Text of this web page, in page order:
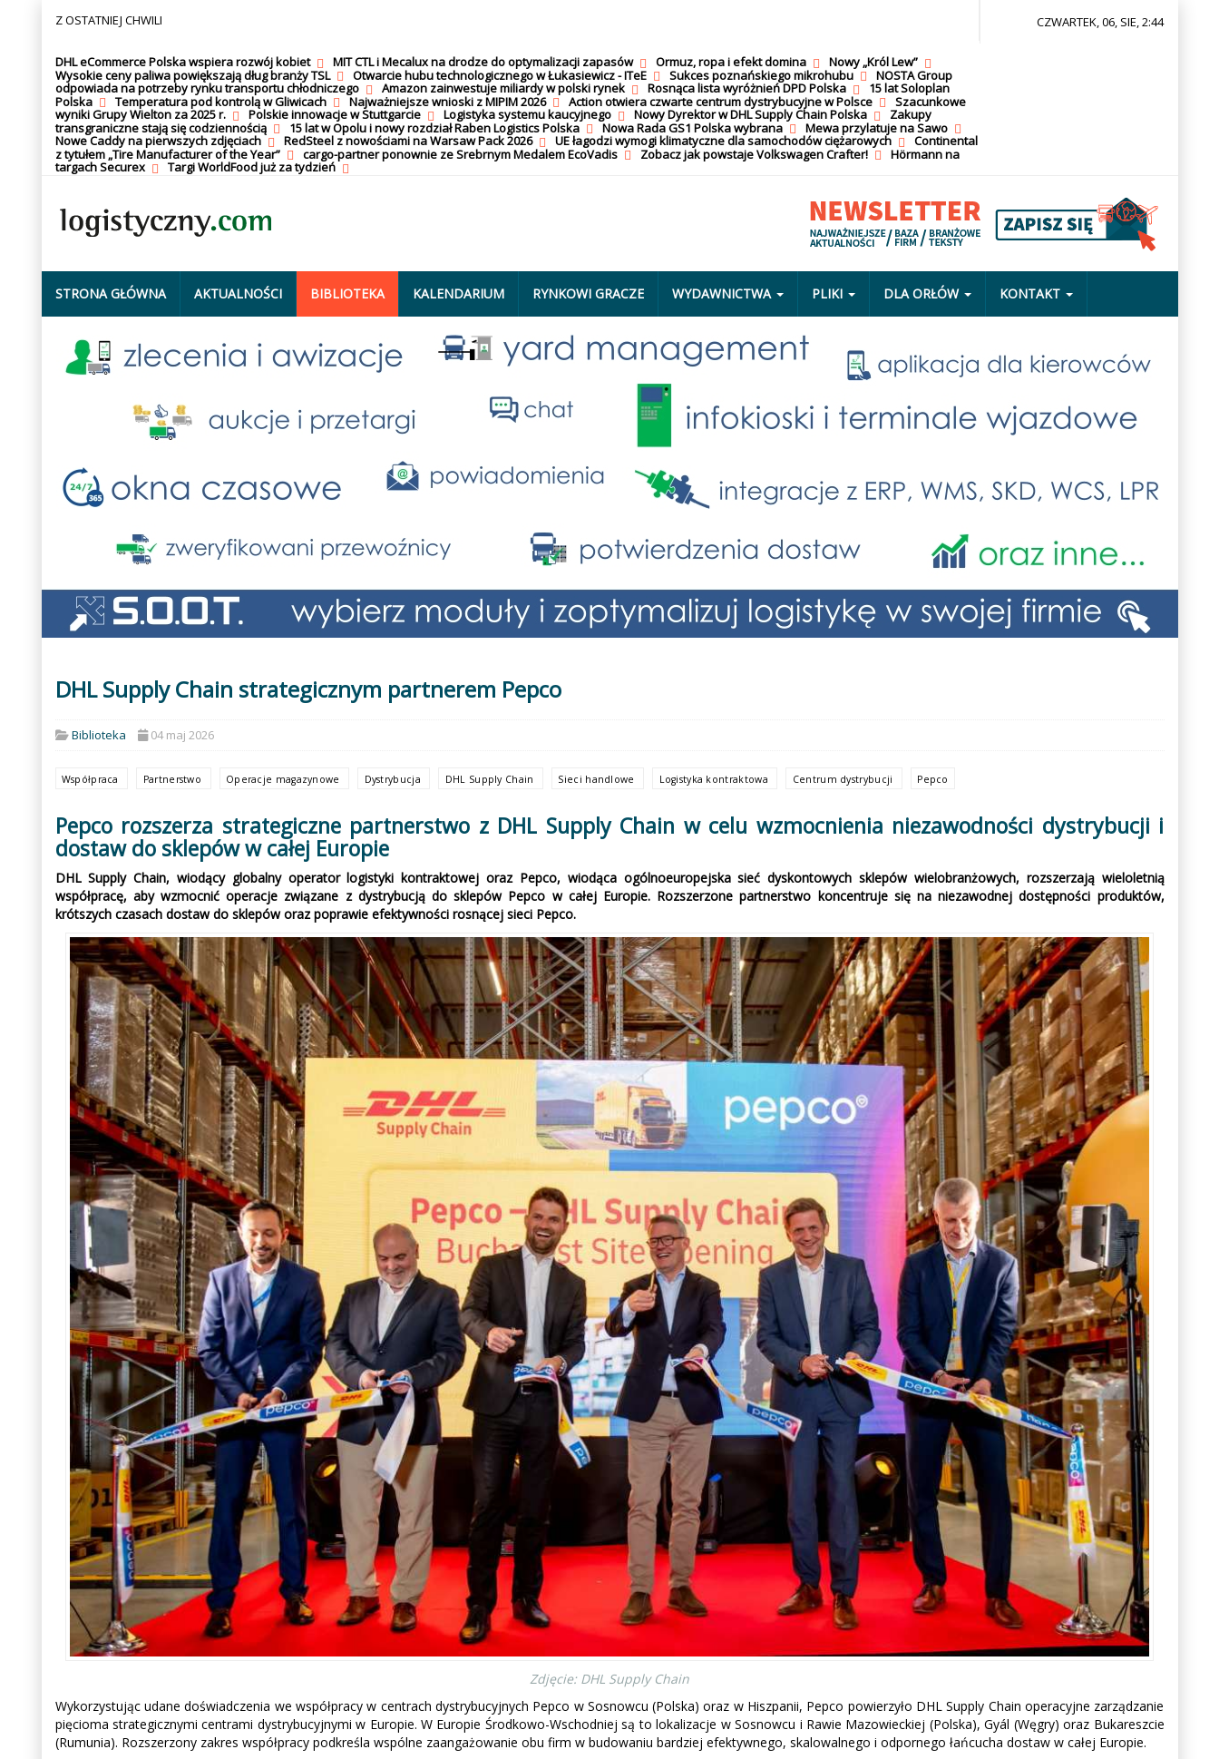
Z OSTATNIEJ CHWILI
DHL eCommerce Polska wspiera rozwój kobiet MIT CTL i Mecalux na drodze do optymalizacji zapasów Ormuz, ropa i efekt domina
Nowy „Król Lew”
Wysokie ceny paliwa powiększają dług branży TSL
Otwarcie hubu technologicznego w Łukasiewicz - ITeE Sukces poznańskiego mikrohubu
NOSTA Group
odpowiada na potrzeby rynku transportu chłodniczego
Amazon zainwestuje miliardy w polski rynek Rosnąca lista wyróżnień DPD Polska
15 lat Soloplan
Polska
Temperatura pod kontrolą w Gliwicach Najważniejsze wnioski z MIPIM 2026 Action otwiera czwarte centrum dystrybucyjne w Polsce
Szacunkowe
wyniki Grupy Wielton za 2025 r.
Polskie innowacje w Stuttgarcie Logistyka systemu kaucyjnego Nowy Dyrektor w DHL Supply Chain Polska
Zakupy
transgraniczne stają się codziennością
15 lat w Opolu i nowy rozdział Raben Logistics Polska Nowa Rada GS1 Polska wybrana
Mewa przylatuje na Sawo
Nowe Caddy na pierwszych zdjęciach
RedSteel z nowościami na Warsaw Pack 2026 UE łagodzi wymogi klimatyczne dla samochodów ciężarowych
Continental
z tytułem „Tire Manufacturer of the Year”
cargo-partner ponownie ze Srebrnym Medalem EcoVadis Zobacz jak powstaje Volkswagen Crafter!
Hörmann na
targach Securex
Targi WorldFood już za tydzień
CZWARTEK, 06, SIE, 2:44
STRONA GŁÓWNA AKTUALNOŚCI BIBLIOTEKA KALENDARIUM RYNKOWI GRACZE WYDAWNICTWA PLIKI DLA ORŁÓW KONTAKT
DHL Supply Chain strategicznym partnerem Pepco
Biblioteka 04 maj 2026
Współpraca Partnerstwo Operacje magazynowe Dystrybucja DHL Supply Chain Sieci handlowe Logistyka kontraktowa Centrum dystrybucji Pepco
Pepco rozszerza strategiczne partnerstwo z DHL Supply Chain w celu wzmocnienia niezawodności dystrybucji i
dostaw do sklepów w całej Europie
DHL Supply Chain, wiodący globalny operator logistyki kontraktowej oraz Pepco, wiodąca ogólnoeuropejska sieć dyskontowych sklepów wielobranżowych, rozszerzają wieloletnią
współpracę, aby wzmocnić operacje związane z dystrybucją do sklepów Pepco w całej Europie. Rozszerzone partnerstwo koncentruje się na niezawodnej dostępności produktów,
krótszych czasach dostaw do sklepów oraz poprawie efektywności rosnącej sieci Pepco.
Zdjęcie: DHL Supply Chain
Wykorzystując udane doświadczenia we współpracy w centrach dystrybucyjnych Pepco w Sosnowcu (Polska) oraz w Hiszpanii, Pepco powierzyło DHL Supply Chain operacyjne zarządzanie
pięcioma strategicznymi centrami dystrybucyjnymi w Europie. W Europie Środkowo-Wschodniej są to lokalizacje w Sosnowcu i Rawie Mazowieckiej (Polska), Gyál (Węgry) oraz Bukareszcie
(Rumunia). Rozszerzony zakres współpracy podkreśla wspólne zaangażowanie obu firm w budowaniu bardziej efektywnego, skalowalnego i odpornego łańcucha dostaw w całej Europie.